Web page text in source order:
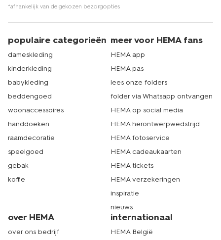
*afhankelijk van de gekozen bezorgopties
populaire categorieën
dameskleding
kinderkleding
babykleding
beddengoed
woonaccessoires
handdoeken
raamdecoratie
speelgoed
gebak
koffie
meer voor HEMA fans
HEMA app
HEMA pas
lees onze folders
folder via Whatsapp ontvangen
HEMA op social media
HEMA herontwerpwedstrijd
HEMA fotoservice
HEMA cadeaukaarten
HEMA tickets
HEMA verzekeringen
inspiratie
nieuws
over HEMA
over ons bedrijf
internationaal
HEMA België